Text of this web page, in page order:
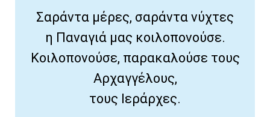
Σαράντα μέρες, σαράντα νύχτες
η Παναγιά μας κοιλοπονούσε.
Κοιλοπονούσε, παρακαλούσε τους
Αρχαγγέλους,
τους Ιεράρχες.